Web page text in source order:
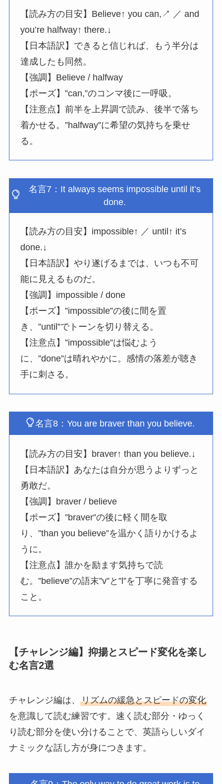
【読み方の目安】Believe↑ you can,↗ ／ and
you’re halfway↑ there.↓
【日本語訳】できると信じれば、もう半分は
達成したも同然。
【強調】Believe / halfway
【ポーズ】”can,”のコンマ後に一呼吸。
【注意点】前半を上昇調で読み、後半で落ち
着かせる。”halfway”に希望の気持ちを乗せ
る。
名言7：It always seems impossible until it’s
done.
【読み方の目安】impossible↑ ／ until↑ it’s
done.↓
【日本語訳】やり遂げるまでは、いつも不可
能に見えるものだ。
【強調】impossible / done
【ポーズ】”impossible”の後に間を置
き、”until”でトーンを切り替える。
【注意点】”impossible”は悩むよう
に、”done”は晴れやかに。感情の落差が聴き
手に刺さる。
名言8：You are braver than you believe.
【読み方の目安】braver↑ than you believe.↓
【日本語訳】あなたは自分が思うよりずっと
勇敢だ。
【強調】braver / believe
【ポーズ】”braver”の後に軽く間を取
り、”than you believe”を温かく語りかけるよ
うに。
【注意点】誰かを励ます気持ちで読
む。”believe”の語末”v”と”l”を丁寧に発音する
こと。
【チャレンジ編】抑揚とスピード変化を楽し
む名言2選
チャレンジ編は、 リズムの緩急とスピードの変化
を意識して読む練習です。速く読む部分・ゆっく
り読む部分を使い分けることで、英語らしいダイ
ナミックな話し方が身につきます。